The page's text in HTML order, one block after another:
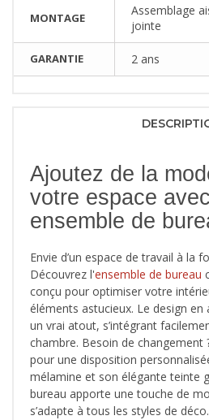
MONTAGE
Assemblage
jointe
GARANTIE 2 ans
Ajoutez de la
votre espace
ensemble de
Envie d’un espace de travail à la
Découvrez l'ensemble de bureau
conçu pour optimiser votre
éléments astucieux. Le design en
un vrai atout, s’intégrant
chambre. Besoin de changement
pour une disposition
mélamine et son élégante teinte
bureau apporte une touche de
s’adapte à tous les styles de déco.